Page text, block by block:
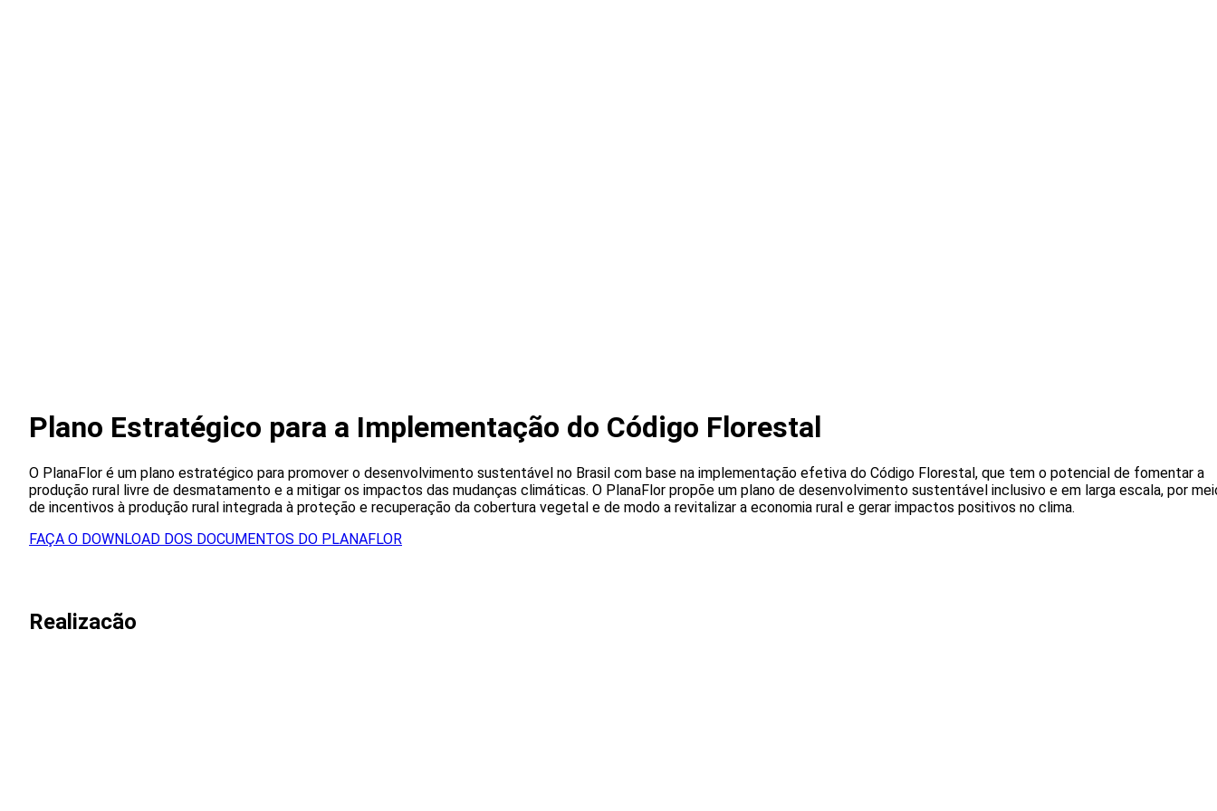
Plano Estratégico para a Implementação do Código Florestal
O PlanaFlor é um plano estratégico para promover o desenvolvimento sustentável no Brasil com base na implementação efetiva do Código Florestal, que tem o potencial de fomentar a
produção rural livre de desmatamento e a mitigar os impactos das mudanças climáticas. O PlanaFlor propõe um plano de desenvolvimento sustentável inclusivo e em larga escala, por
de incentivos à produção rural integrada à proteção e recuperação da cobertura vegetal e de modo a revitalizar a economia rural e gerar impactos positivos no clima.
FAÇA O DOWNLOAD DOS DOCUMENTOS DO PLANAFLOR
Realizacão